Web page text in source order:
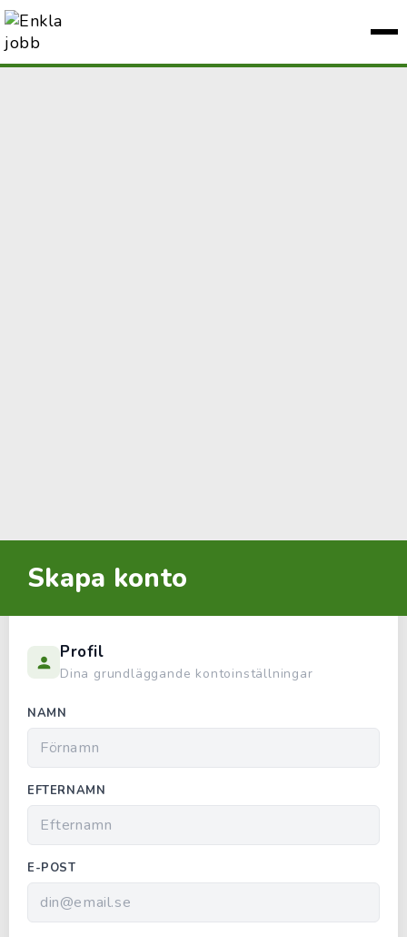
Skapa konto
Profil
Dina grundläggande kontoinställningar
NAMN
EFTERNAMN
E-POST